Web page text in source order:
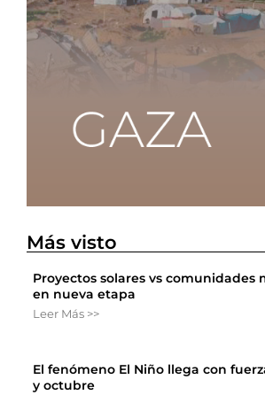
Más visto
Proyectos solares vs comunidades
en nueva etapa
Leer Más >>
El fenómeno El Niño llega con
y octubre